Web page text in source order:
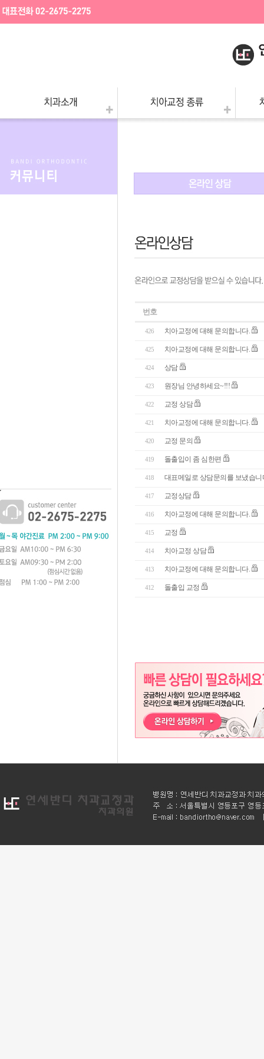
- 진료안내
- 찾아오시는길
- 공지사항
- 어린이청소년교정
번호
426 치아교정에 대해 문의합니다.
425 치아교정에 대해 문의합니다.
424 상담
423 원장님 안녕하세요~!!!
422 교정 상담
421 치아교정에 대해 문의합니다.
420 교정 문의
419 돌출입이 좀 심한편
418 대표메일로 상담문의를 보냈습
417 교정상담
416 치아교정에 대해 문의합니다.
415 교정
414 치아교정 상담
413 치아교정에 대해 문의합니다.
412 돌출입 교정